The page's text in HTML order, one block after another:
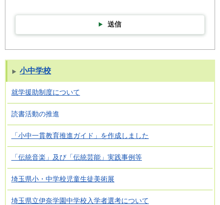
送信
小中学校
就学援助制度について
読書活動の推進
「小中一貫教育推進ガイド」を作成しました
「伝統音楽」及び「伝統芸能」実践事例等
埼玉県小・中学校児童生徒美術展
埼玉県立伊奈学園中学校入学者選考について